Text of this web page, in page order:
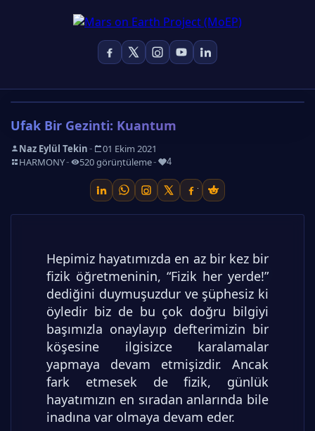
Ufak Bir Gezinti: Kuantum
Naz Eylül Tekin- 01 Ekim 2021
- HARMONY- 520 görüntüleme- 4
Hepimiz hayatımızda en az bir kez bir
fizik öğretmeninin, “Fizik her yerde!”
dediğini duymuşuzdur ve şüphesiz ki
öyledir biz de bu çok doğru bilgiyi
başımızla onaylayıp defterimizin bir
köşesine ilgisizce karalamalar
yapmaya devam etmişizdir. Ancak
fark etmesek de fizik, günlük
hayatımızın en sıradan anlarında bile
inadına var olmaya devam eder.